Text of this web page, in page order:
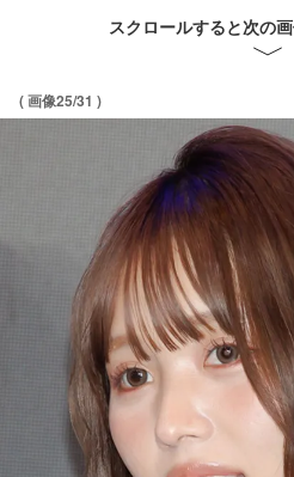
スクロールすると次の
( 画像25/31 )